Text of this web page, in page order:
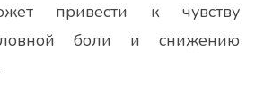
привести к чувству
боли и снижению